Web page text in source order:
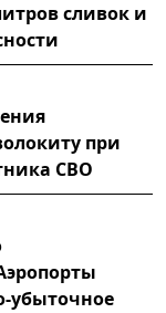
сливок и
при
СВО
убыточное